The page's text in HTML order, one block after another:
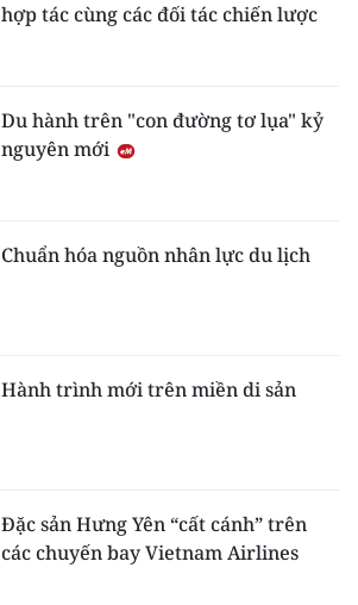
hợp tác cùng các đối tác chiến lược
Du hành trên "con đường tơ lụa" kỷ
nguyên mới
Chuẩn hóa nguồn nhân lực du lịch
Hành trình mới trên miền di sản
Đặc sản Hưng Yên “cất cánh” trên
các chuyến bay Vietnam Airlines